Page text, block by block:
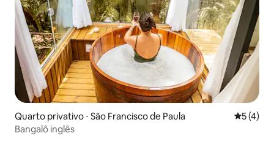
Quarto privativo ⋅ São Francisco de Paula 5 de
5 (4)
Bangalô inglês